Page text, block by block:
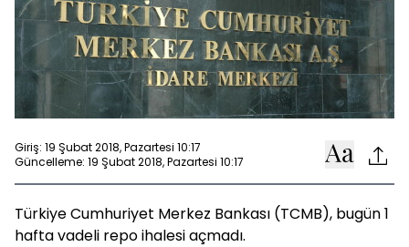
Giriş: 19 Şubat 2018, Pazartesi 10:17
Güncelleme: 19 Şubat 2018, Pazartesi 10:17
Türkiye Cumhuriyet Merkez Bankası (TCMB), bugün 1
hafta vadeli repo ihalesi açmadı.